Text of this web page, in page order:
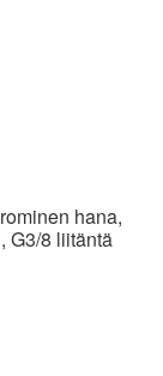
hana,
G3/8 liitäntä